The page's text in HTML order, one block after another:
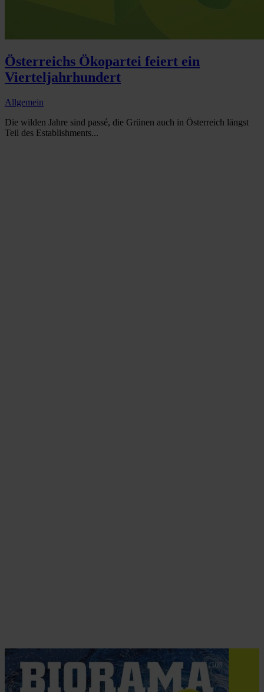
Österreichs Ökopartei feiert ein
Vierteljahrhundert
Allgemein
Die wilden Jahre sind passé, die Grünen auch in Österreich längst
Teil des Establishments...